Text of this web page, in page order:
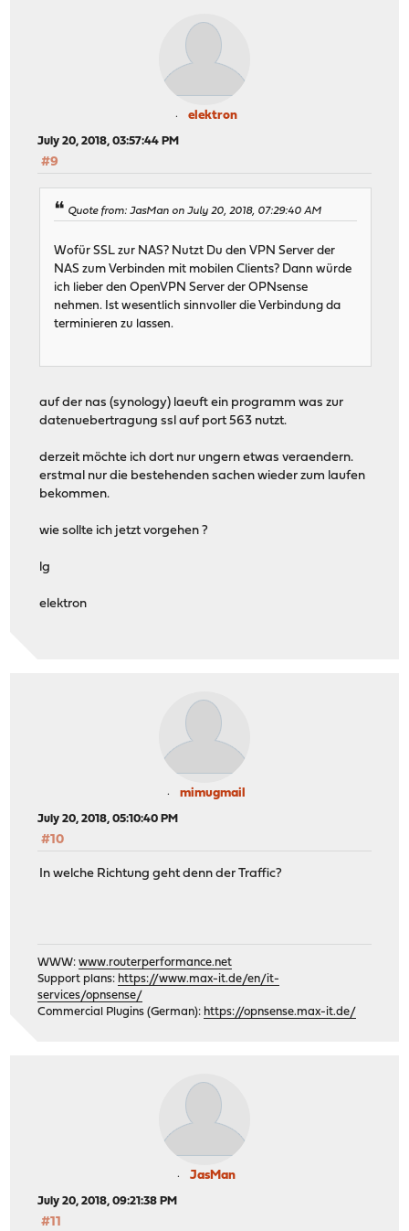
elektron
July 20, 2018, 03:57:44 PM
#9
Quote from: JasMan on July 20, 2018, 07:29:40 AM
Wofür SSL zur NAS? Nutzt Du den VPN Server der
NAS zum Verbinden mit mobilen Clients? Dann würde
ich lieber den OpenVPN Server der OPNsense
nehmen. Ist wesentlich sinnvoller die Verbindung da
terminieren zu lassen.
auf der nas (synology) laeuft ein programm was zur
datenuebertragung ssl auf port 563 nutzt.
derzeit möchte ich dort nur ungern etwas veraendern.
erstmal nur die bestehenden sachen wieder zum laufen
bekommen.
wie sollte ich jetzt vorgehen ?
lg
elektron
mimugmail
July 20, 2018, 05:10:40 PM
#10
In welche Richtung geht denn der Traffic?
WWW:www.routerperformance.net
Support plans: https://www.max-it.de/en/it-
services/opnsense/
Commercial Plugins (German): https://opnsense.max-it.de/
JasMan
July 20, 2018, 09:21:38 PM
#11